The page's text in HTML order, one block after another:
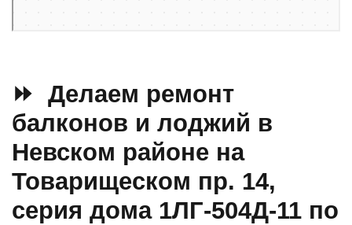
⏩ Делаем ремонт
балконов и лоджий в
Невском районе на
Товарищеском пр. 14,
серия дома 1ЛГ-504Д-11 по